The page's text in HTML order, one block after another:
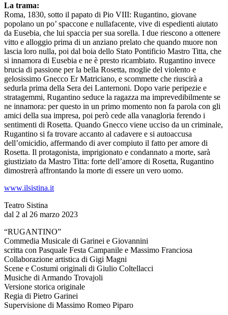
La trama:
Roma, 1830, sotto il papato di Pio VIII: Rugantino, giovane
popolano un po’ spaccone e nullafacente, vive di espedienti aiutato
da Eusebia, che lui spaccia per sua sorella. I due riescono a ottenere
vitto e alloggio prima di un anziano prelato che quando muore non
lascia loro nulla, poi dal boia dello Stato Pontificio Mastro Titta, che
si innamora di Eusebia e ne è presto ricambiato. Rugantino invece
brucia di passione per la bella Rosetta, moglie del violento e
gelosissimo Gnecco Er Matriciano, e scommette che riuscirà a
sedurla prima della Sera dei Lanternoni. Dopo varie peripezie e
stratagemmi, Rugantino seduce la ragazza ma imprevedibilmente se
ne innamora: per questo in un primo momento non fa parola con gli
amici della sua impresa, poi però cede alla vanagloria ferendo i
sentimenti di Rosetta. Quando Gnecco viene ucciso da un criminale,
Rugantino si fa trovare accanto al cadavere e si autoaccusa
dell’omicidio, affermando di aver compiuto il fatto per amore di
Rosetta. Il protagonista, imprigionato e condannato a morte, sarà
giustiziato da Mastro Titta: forte dell’amore di Rosetta, Rugantino
dimostrerà affrontando la morte di essere un vero uomo.
www.ilsistina.it
Teatro Sistina
dal 2 al 26 marzo 2023
“RUGANTINO”
Commedia Musicale di Garinei e Giovannini
scritta con Pasquale Festa Campanile e Massimo Franciosa
Collaborazione artistica di Gigi Magni
Scene e Costumi originali di Giulio Coltellacci
Musiche di Armando Trovajoli
Versione storica originale
Regia di Pietro Garinei
Supervisione di Massimo Romeo Piparo